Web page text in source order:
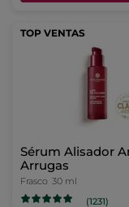
TOP VENTAS
Sérum Alisador
Arrugas
Frasco 30 ml
(1231)